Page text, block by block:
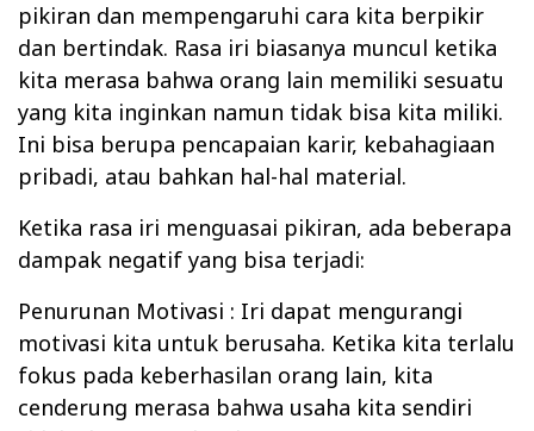
pikiran dan mempengaruhi cara kita berpikir
dan bertindak. Rasa iri biasanya muncul ketika
kita merasa bahwa orang lain memiliki sesuatu
yang kita inginkan namun tidak bisa kita miliki.
Ini bisa berupa pencapaian karir, kebahagiaan
pribadi, atau bahkan hal-hal material.
Ketika rasa iri menguasai pikiran, ada beberapa
dampak negatif yang bisa terjadi:
Penurunan Motivasi : Iri dapat mengurangi
motivasi kita untuk berusaha. Ketika kita terlalu
fokus pada keberhasilan orang lain, kita
cenderung merasa bahwa usaha kita sendiri